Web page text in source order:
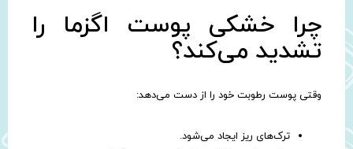
چرا خشکی پوست اگزما را
تشدید می‌کند؟
وقتی پوست رطوبت خود را از دست می‌دهد:
ترک‌های ریز ایجاد می‌شود.